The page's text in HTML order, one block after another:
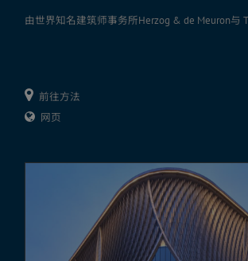
由世界知名建筑师事务所Herzog & de Meuron与
纳共同设计，其设计外型和开放宽敞的建筑特色
特，是香港重要地标之一。大楼屹立于维多利亚
大楼幕墙订制的陶瓦，乃启发自传统中式屋顶设
前往方法
网页